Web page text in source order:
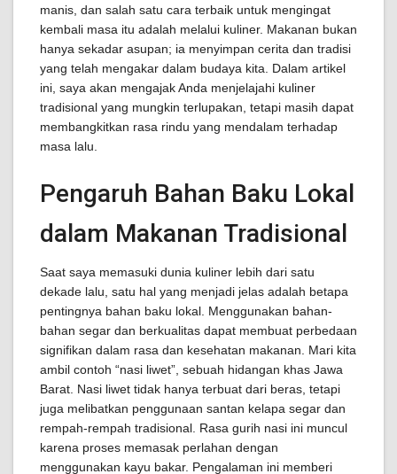
manis, dan salah satu cara terbaik untuk mengingat
kembali masa itu adalah melalui kuliner. Makanan bukan
hanya sekadar asupan; ia menyimpan cerita dan tradisi
yang telah mengakar dalam budaya kita. Dalam artikel
ini, saya akan mengajak Anda menjelajahi kuliner
tradisional yang mungkin terlupakan, tetapi masih dapat
membangkitkan rasa rindu yang mendalam terhadap
masa lalu.
Pengaruh Bahan Baku Lokal
dalam Makanan Tradisional
Saat saya memasuki dunia kuliner lebih dari satu
dekade lalu, satu hal yang menjadi jelas adalah betapa
pentingnya bahan baku lokal. Menggunakan bahan-
bahan segar dan berkualitas dapat membuat perbedaan
signifikan dalam rasa dan kesehatan makanan. Mari kita
ambil contoh “nasi liwet”, sebuah hidangan khas Jawa
Barat. Nasi liwet tidak hanya terbuat dari beras, tetapi
juga melibatkan penggunaan santan kelapa segar dan
rempah-rempah tradisional. Rasa gurih nasi ini muncul
karena proses memasak perlahan dengan
menggunakan kayu bakar. Pengalaman ini memberi